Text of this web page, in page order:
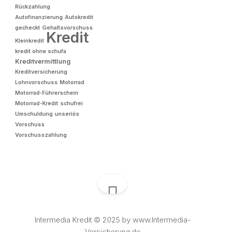
Rückzahlung
Autofinanzierung Autokredit
gecheckt Gehaltsvorschuss
Kleinkredit Kredit
kredit ohne schufa
Kreditvermittlung
Kreditversicherung
Lohnvorschuss Motorrad
Motorrad-Führerschein
Motorrad-Kredit schufrei
Umschuldung unseriös
Vorschuss
Vorschusszahlung
Intermedia Kredit © 2025 by www.Intermedia-